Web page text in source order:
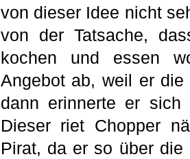
von dieser Idee nicht
von der Tatsache,
kochen und essen
Angebot ab, weil er
dann erinnerte er
Dieser riet Chopper
Pirat, da er so über